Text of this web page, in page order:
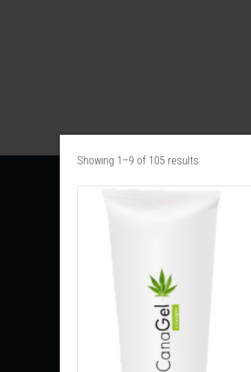
Showing 1–9 of 105 results